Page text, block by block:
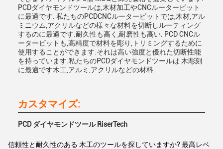
PCDダイヤモンドツールは,木材加工やCNCルータービット
に最適です. 私たちのPCDCNCルータービットでは,木材,アル
ミニウム,アクリルなどの様々な材料を切断しルーティング
するのに最適です.耐久性も高く,耐磨性も高い. PCD CNCル
ータービットも,高精度で材料を彫り,トリミングするために
使用することができます.それは高い強度と優れた切断性能
を持っています.私たちのPCDダイヤモンドツールは 木彫刻
に最適です木工,アルミ,アクリルなどの材料.
カスタマイズ:
PCD ダイヤモンドツール RiserTech
信頼性と耐久性のある 木工のツールを探していますか? 最高レベ